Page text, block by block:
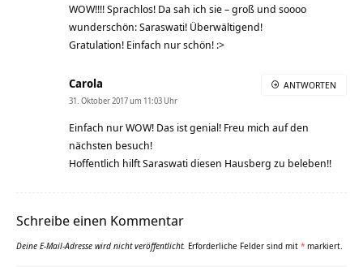
WOW!!!! Sprachlos! Da sah ich sie – groß und soooo
wunderschön: Saraswati! Überwältigend!
Gratulation! Einfach nur schön! :>
Carola
31. Oktober 2017 um 11:03 Uhr
Einfach nur WOW! Das ist genial! Freu mich auf den
nächsten besuch!
Hoffentlich hilft Saraswati diesen Hausberg zu beleben!!
ANTWORTEN
Schreibe einen Kommentar
Deine E-Mail-Adresse wird nicht veröffentlicht. Erforderliche Felder sind mit * markiert.